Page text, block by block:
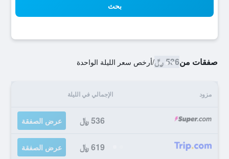
بحث
صفقات من536 ﷼ /أرخص سعر الليلة الواحدة
مزود الإجمالي في الليلة
536 ﷼ عرض الصفقة
619 ﷼ عرض الصفقة